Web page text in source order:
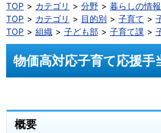
TOP
カテゴリ 分野 暮らしの情報
TOP
カテゴリ 目的別 子育て
TOP
組織 子ども部 子育て課
物価高対応子育て応援手
概要